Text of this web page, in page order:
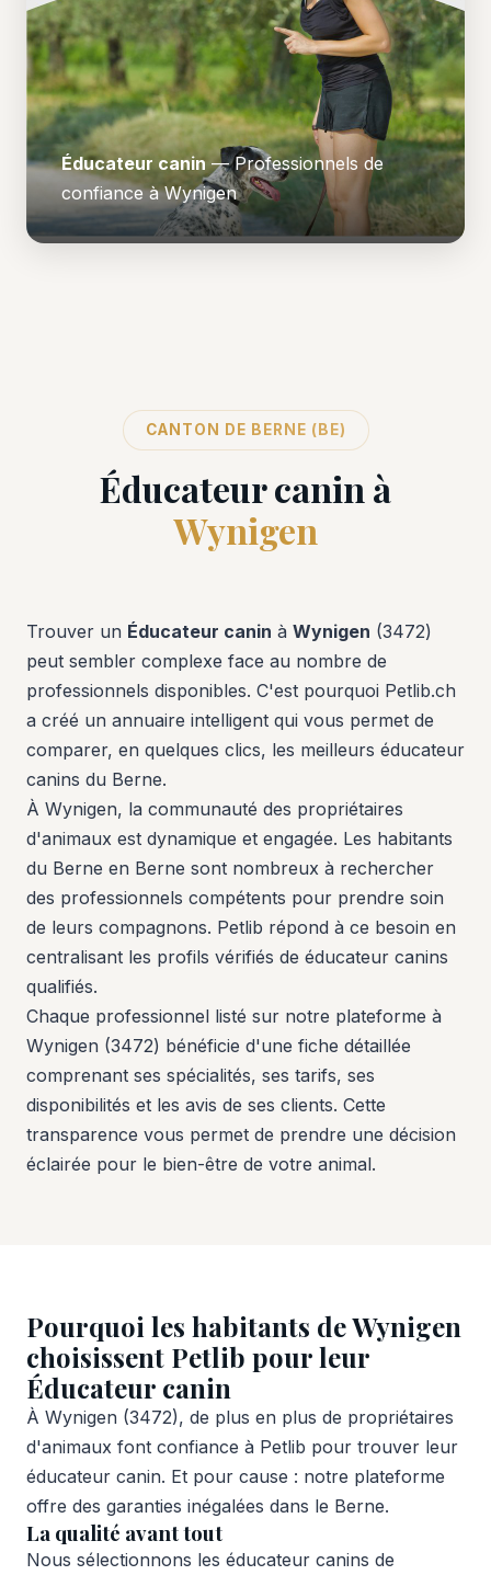
Éducateur canin — Professionnels de
confiance à Wynigen
CANTON DE BERNE (BE)
Éducateur canin à
Wynigen
Trouver un Éducateur canin à Wynigen (3472)
peut sembler complexe face au nombre de
professionnels disponibles. C'est pourquoi Petlib.ch
a créé un annuaire intelligent qui vous permet de
comparer, en quelques clics, les meilleurs éducateur
canins du Berne.
À Wynigen, la communauté des propriétaires
d'animaux est dynamique et engagée. Les habitants
du Berne en Berne sont nombreux à rechercher
des professionnels compétents pour prendre soin
de leurs compagnons. Petlib répond à ce besoin en
centralisant les profils vérifiés de éducateur canins
qualifiés.
Chaque professionnel listé sur notre plateforme à
Wynigen (3472) bénéficie d'une fiche détaillée
comprenant ses spécialités, ses tarifs, ses
disponibilités et les avis de ses clients. Cette
transparence vous permet de prendre une décision
éclairée pour le bien-être de votre animal.
Pourquoi les habitants de Wynigen
choisissent Petlib pour leur
Éducateur canin
À Wynigen (3472), de plus en plus de propriétaires
d'animaux font confiance à Petlib pour trouver leur
éducateur canin. Et pour cause : notre plateforme
offre des garanties inégalées dans le Berne.
La qualité avant tout
Nous sélectionnons les éducateur canins de